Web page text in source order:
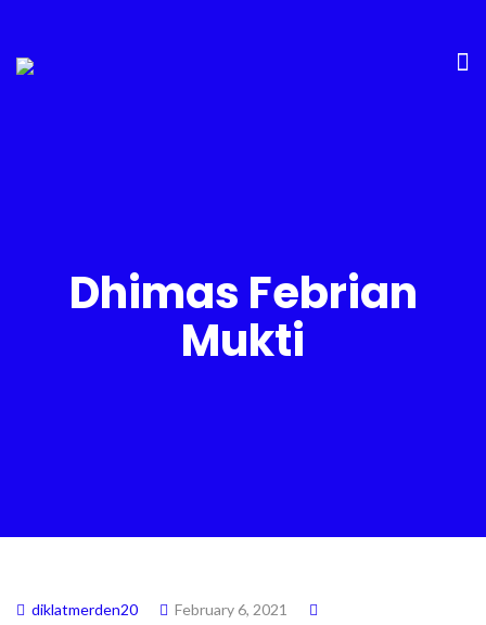
Dhimas Febrian
Mukti
diklatmerden20 February 6, 2021